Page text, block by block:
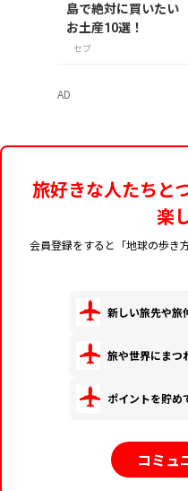
島で絶対に買いたい
お土産10選！
セブ
AD
旅好きな人たちと
楽
会員登録をすると「地球の歩き
新しい旅先や旅
旅や世界にまつ
ポイントを貯め
コミュ